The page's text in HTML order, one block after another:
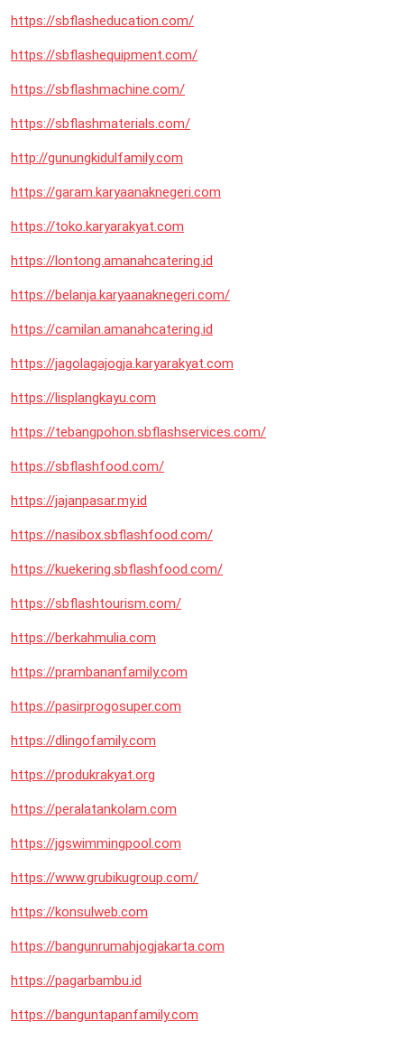
https://sbflasheducation.com/
https://sbflashequipment.com/
https://sbflashmachine.com/
https://sbflashmaterials.com/
http://gunungkidulfamily.com
https://garam.karyaanaknegeri.com
https://toko.karyarakyat.com
https://lontong.amanahcatering.id
https://belanja.karyaanaknegeri.com/
https://camilan.amanahcatering.id
https://jagolagajogja.karyarakyat.com
https://lisplangkayu.com
https://tebangpohon.sbflashservices.com/
https://sbflashfood.com/
https://jajanpasar.my.id
https://nasibox.sbflashfood.com/
https://kuekering.sbflashfood.com/
https://sbflashtourism.com/
https://berkahmulia.com
https://prambananfamily.com
https://pasirprogosuper.com
https://dlingofamily.com
https://produkrakyat.org
https://peralatankolam.com
https://jgswimmingpool.com
https://www.grubikugroup.com/
https://konsulweb.com
https://bangunrumahjogjakarta.com
https://pagarbambu.id
https://banguntapanfamily.com